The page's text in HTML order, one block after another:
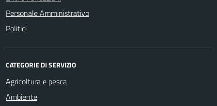
Personale Amministrativo
Politici
CATEGORIE DI SERVIZIO
Agricoltura e pesca
Ambiente